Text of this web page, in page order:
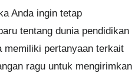
Anda ingin tetap
tentang dunia pendidikan
memiliki pertanyaan terkait
ragu untuk mengirimkan